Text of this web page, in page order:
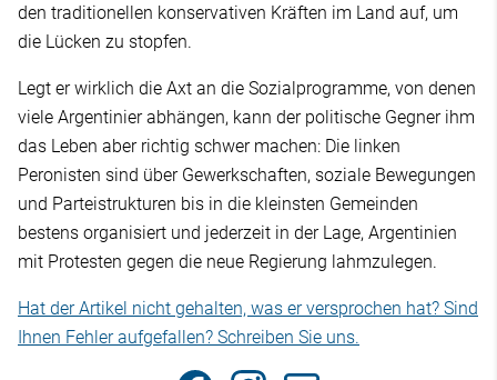
den traditionellen konservativen Kräften im Land auf, um
die Lücken zu stopfen.
Legt er wirklich die Axt an die Sozialprogramme, von denen
viele Argentinier abhängen, kann der politische Gegner ihm
das Leben aber richtig schwer machen: Die linken
Peronisten sind über Gewerkschaften, soziale Bewegungen
und Parteistrukturen bis in die kleinsten Gemeinden
bestens organisiert und jederzeit in der Lage, Argentinien
mit Protesten gegen die neue Regierung lahmzulegen.
Hat der Artikel nicht gehalten, was er versprochen hat? Sind
Ihnen Fehler aufgefallen? Schreiben Sie uns.